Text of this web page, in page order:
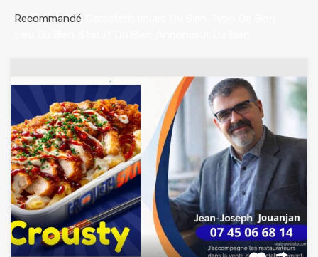
Recommandé